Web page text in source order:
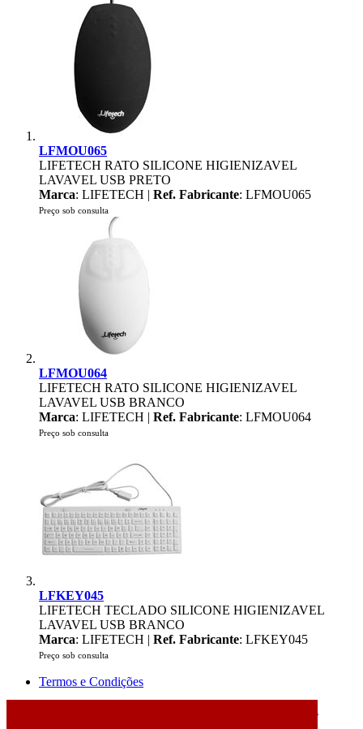
LFMOU065
LIFETECH RATO SILICONE HIGIENIZAVEL
LAVAVEL USB PRETO
Marca: LIFETECH | Ref. Fabricante: LFMOU065
Preço sob consulta
LFMOU064
LIFETECH RATO SILICONE HIGIENIZAVEL
LAVAVEL USB BRANCO
Marca: LIFETECH | Ref. Fabricante: LFMOU064
Preço sob consulta
LFKEY045
LIFETECH TECLADO SILICONE HIGIENIZAVEL
LAVAVEL USB BRANCO
Marca: LIFETECH | Ref. Fabricante: LFKEY045
Preço sob consulta
Termos e Condições